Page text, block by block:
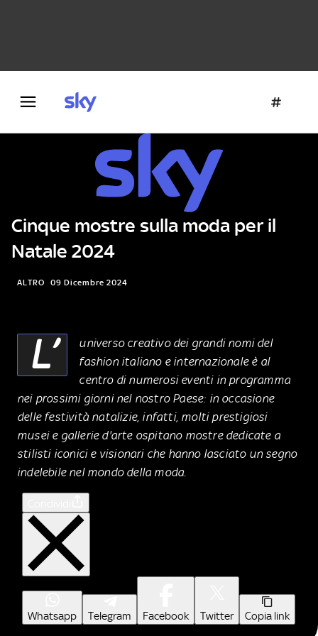
Cinque mostre sulla moda per il
Natale 2024
ALTRO 09 Dicembre 2024
L’
universo creativo dei grandi nomi del
fashion italiano e internazionale è al
centro di numerosi eventi in programma
nei prossimi giorni nel nostro Paese: in occasione
delle festività natalizie, infatti, molti prestigiosi
musei e gallerie d'arte ospitano mostre dedicate a
stilisti iconici e visionari che hanno lasciato un segno
indelebile nel mondo della moda.
Whatsapp Telegram Facebook Twitter Copia link